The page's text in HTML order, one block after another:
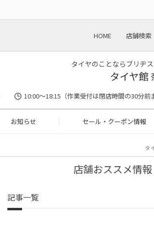
HOME 店舗検索
タイヤのことならブリヂ
タイヤ館
10:00～18:15（作業受付は閉店時間の30分前
お知らせ セール・クーポン情報
タ
店舗おススメ情
記事一覧